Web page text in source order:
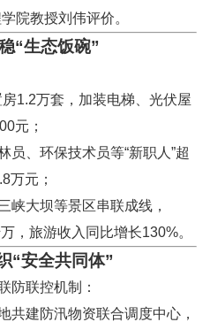
院教授刘伟评价。
“生态饭碗”
房1.2万套，加装电梯、光伏屋
元；
员、环保技术员等“新职人”超
万元；
峡大坝等景区串联成线，
，旅游收入同比增长130%。
“安全共同体”
防联控机制：
共建防汛物资联合调度中心，